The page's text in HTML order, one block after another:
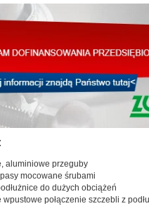
aluminiowe przeguby
mocowane śrubami
do dużych obciążeń
wpustowe połączenie szczebli z